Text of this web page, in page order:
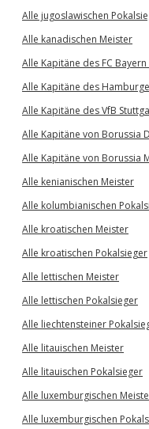
Alle jugoslawischen
Alle kanadischen Meister
Alle Kapitäne des FC
Alle Kapitäne des
Alle Kapitäne des VfB
Alle Kapitäne von Borussia
Alle Kapitäne von Borussia
Alle kenianischen Meister
Alle kolumbianischen
Alle kroatischen Meister
Alle kroatischen Pokalsieger
Alle lettischen Meister
Alle lettischen Pokalsieger
Alle liechtensteiner
Alle litauischen Meister
Alle litauischen Pokalsieger
Alle luxemburgischen
Alle luxemburgischen